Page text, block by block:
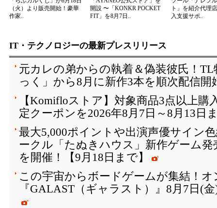
（火）より販売開始！豪華
作家..
開設 〜「KONKR POCKET
FIT」を8月7日..
ト」を紹介代理
入支援サポ..
IT・テクノロジーの最新プレスリリース
元カレの弟からの執着＆偽装彼氏！
っく」から8月に新作3本を順次配信開
【Komifloストア】対象商品3点以上購
定クーポンを2026年8月7日～8月13日
最大5,000ポイントや出演声優サイン
ークル「たぬきハウス」新作ゲーム
を開催！【9月18日まで】
この宇宙からボードゲームが集結！
『GALAST（ギャラスト）』8月7日(